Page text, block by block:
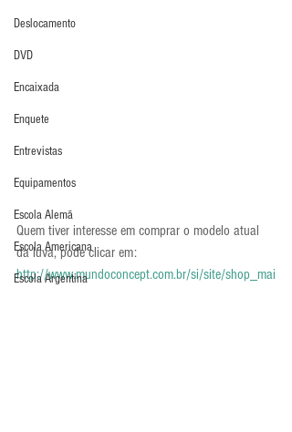
Deslocamento
DVD
Encaixada
Enquete
Entrevistas
Equipamentos
Escola Alemã
Escola Americana
Escola Argentina
Quem tiver interesse em comprar o modelo atual
da luva, pode clicar em:
http://www.mundoconcept.com.br/si/site/shop_mai